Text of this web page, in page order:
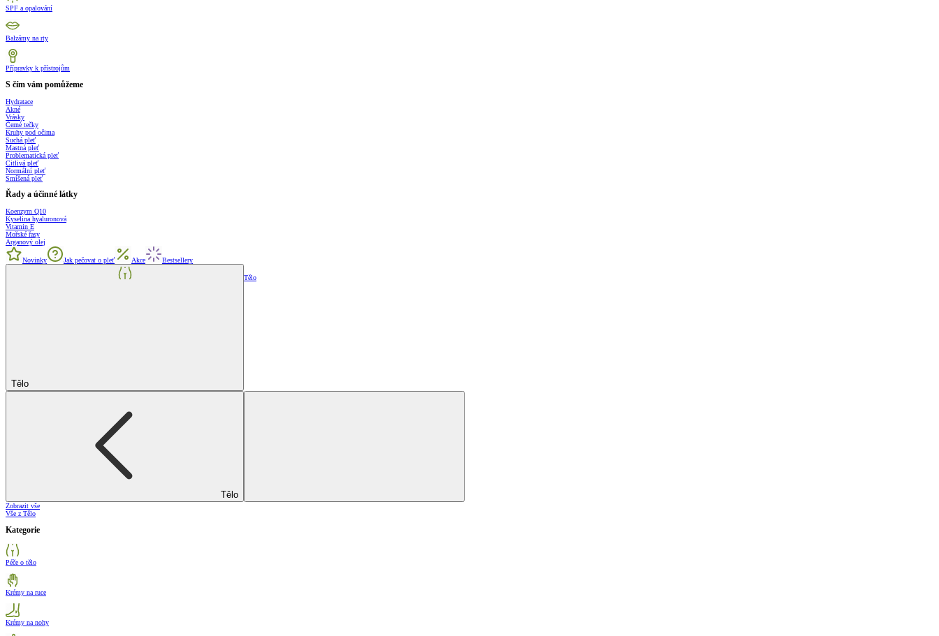
SPF a opalování
Balzámy na rty
Přípravky k přístrojům
S čím vám pomůžeme
Hydratace
Akné
Vrásky
Černé tečky
Kruhy pod očima
Suchá pleť
Mastná pleť
Problematická pleť
Citlivá pleť
Normální pleť
Smíšená pleť
Řady a účinné látky
Koenzym Q10
Kyselina hyaluronová
Vitamin E
Mořské řasy
Arganový olej
Novinky Jak pečovat o pleť Akce Bestsellery
Tělo
Tělo
Tělo
Zobrazit vše
Vše z Tělo
Kategorie
Péče o tělo
Krémy na ruce
Krémy na nohy